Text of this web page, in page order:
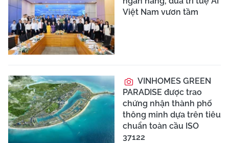
Việt Nam vươn tầm
VINHOMES GREEN
PARADISE được trao
chứng nhận thành phố
thông minh dựa trên tiêu
chuẩn toàn cầu ISO
37122